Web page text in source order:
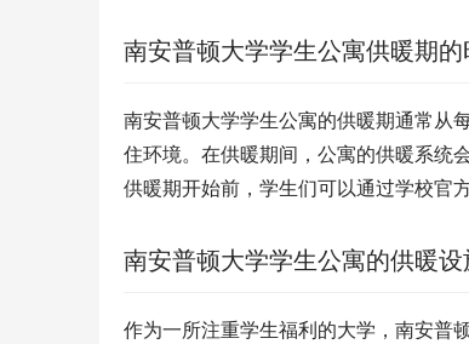
南安普顿大学学生公寓供暖期的
南安普顿大学学生公寓的供暖期通常从
住环境。在供暖期间，公寓的供暖系统
供暖期开始前，学生们可以通过学校官
南安普顿大学学生公寓的供暖设
作为一所注重学生福利的大学，南安普